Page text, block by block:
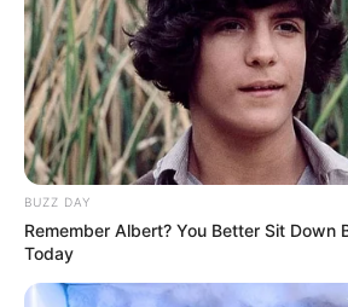
BUZZ DAY
Remember Albert? You Better Sit Down
Today